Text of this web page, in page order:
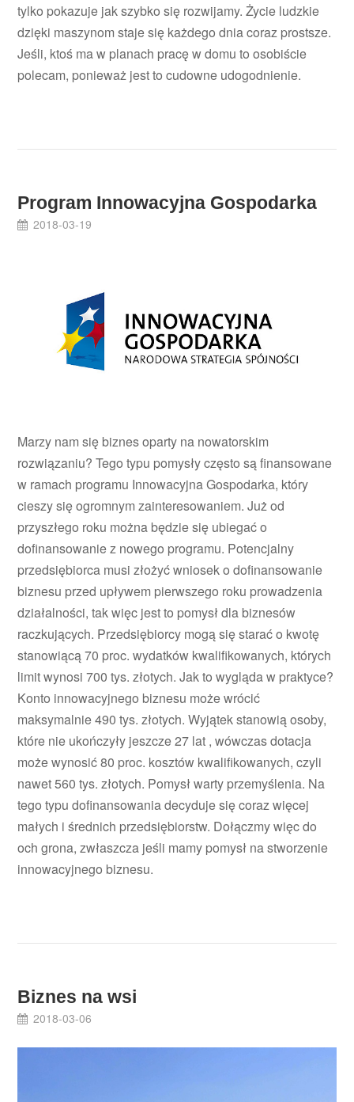
tylko pokazuje jak szybko się rozwijamy. Życie ludzkie
dzięki maszynom staje się każdego dnia coraz prostsze.
Jeśli, ktoś ma w planach pracę w domu to osobiście
polecam, ponieważ jest to cudowne udogodnienie.
Program Innowacyjna Gospodarka
2018-03-19
Marzy nam się biznes oparty na nowatorskim
rozwiązaniu? Tego typu pomysły często są finansowane
w ramach programu Innowacyjna Gospodarka, który
cieszy się ogromnym zainteresowaniem. Już od
przyszłego roku można będzie się ubiegać o
dofinansowanie z nowego programu. Potencjalny
przedsiębiorca musi złożyć wniosek o dofinansowanie
biznesu przed upływem pierwszego roku prowadzenia
działalności, tak więc jest to pomysł dla biznesów
raczkujących. Przedsiębiorcy mogą się starać o kwotę
stanowiącą 70 proc. wydatków kwalifikowanych, których
limit wynosi 700 tys. złotych. Jak to wygląda w praktyce?
Konto innowacyjnego biznesu może wrócić
maksymalnie 490 tys. złotych. Wyjątek stanowią osoby,
które nie ukończyły jeszcze 27 lat , wówczas dotacja
może wynosić 80 proc. kosztów kwalifikowanych, czyli
nawet 560 tys. złotych. Pomysł warty przemyślenia. Na
tego typu dofinansowania decyduje się coraz więcej
małych i średnich przedsiębiorstw. Dołączmy więc do
och grona, zwłaszcza jeśli mamy pomysł na stworzenie
innowacyjnego biznesu.
Biznes na wsi
2018-03-06